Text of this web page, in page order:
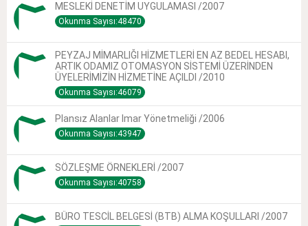
MESLEKİ DENETİM UYGULAMASI /2007
Okunma Sayısı:48470
PEYZAJ MİMARLIĞI HİZMETLERİ EN AZ BEDEL HESABI,
ARTIK ODAMIZ OTOMASYON SİSTEMİ ÜZERİNDEN
ÜYELERİMİZİN HİZMETİNE AÇILDI /2010
Okunma Sayısı:46079
Plansız Alanlar Imar Yönetmeliği /2006
Okunma Sayısı:43947
SÖZLEŞME ÖRNEKLERİ /2007
Okunma Sayısı:40758
BÜRO TESCİL BELGESİ (BTB) ALMA KOŞULLARI /2007